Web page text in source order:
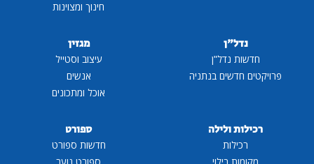
חינוך ומצוינות
נדל"ן
חדשות נדל"ן
פרויקטים חדשים בנתניה
מגזין
עיצוב וסטייל
אנשים
אוכל ומתכונים
רכילות ולילה
רכילות
ספורט
חדשות ספורט